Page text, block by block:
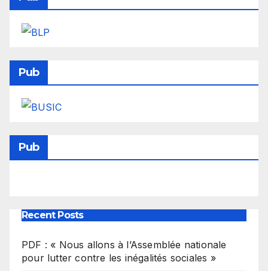
Pub
Pub
Recent Posts
PDF : « Nous allons à l’Assemblée nationale
pour lutter contre les inégalités sociales »